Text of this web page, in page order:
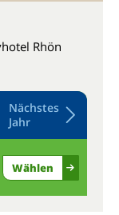
Rhön
Nächstes
Jahr
Wählen